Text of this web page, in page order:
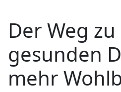
Der Weg
gesunden
mehr